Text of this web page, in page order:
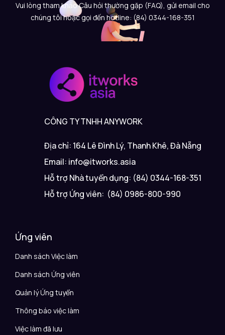
Vui lòng tham khảo Câu hỏi thường gặp (FAQ), gửi email cho
chúng tôi hoặc gọi đến hotline: (84) 0344-168-351
CÔNG TY TNHH ANYWORK
Địa chỉ: 164 Lê Đình Lý, Thanh Khê, Đà Nẵng
Email: info@itworks.asia
Hỗ trợ Nhà tuyển dụng: (84) 0344-168-351
Hỗ trợ Ứng viên: (84) 0986-800-990
Ứng viên
Danh sách Việc làm
Danh sách Ứng viên
Quản lý Ứng tuyển
Thông báo việc làm
Việc làm đã lưu